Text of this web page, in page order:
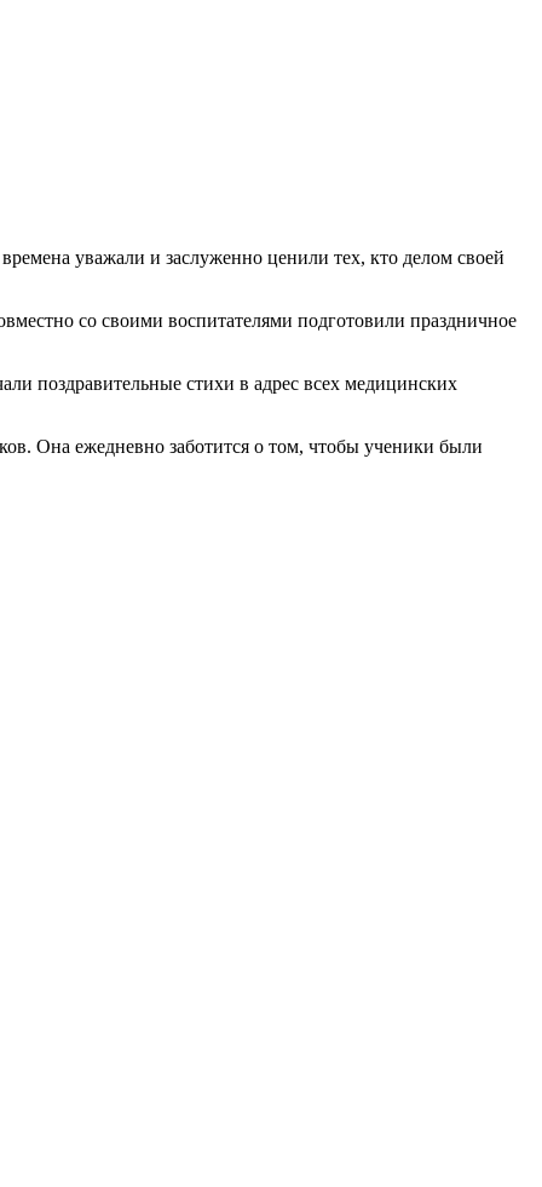
уважали и заслуженно ценили тех, кто делом своей
со своими воспитателями подготовили праздничное
поздравительные стихи в адрес всех медицинских
Она ежедневно заботится о том, чтобы ученики были